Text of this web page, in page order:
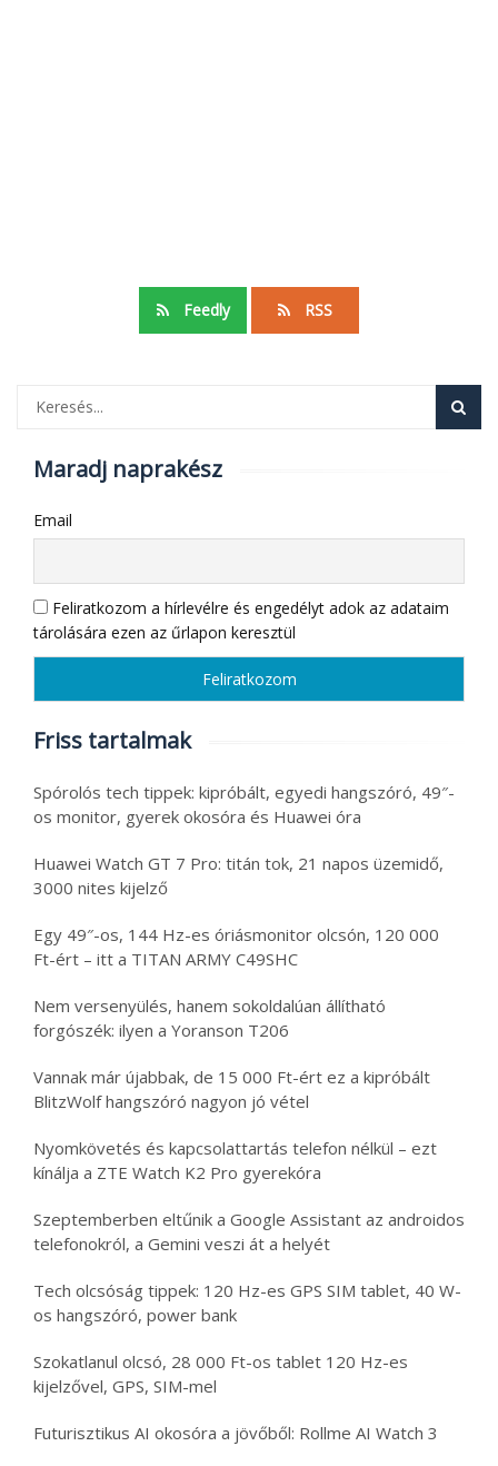
Feedly RSS
Maradj naprakész
Email
Feliratkozom a hírlevélre és engedélyt adok az adataim
tárolására ezen az űrlapon keresztül
Friss tartalmak
Spórolós tech tippek: kipróbált, egyedi hangszóró, 49″-
os monitor, gyerek okosóra és Huawei óra
Huawei Watch GT 7 Pro: titán tok, 21 napos üzemidő,
3000 nites kijelző
Egy 49″-os, 144 Hz-es óriásmonitor olcsón, 120 000
Ft-ért – itt a TITAN ARMY C49SHC
Nem versenyülés, hanem sokoldalúan állítható
forgószék: ilyen a Yoranson T206
Vannak már újabbak, de 15 000 Ft-ért ez a kipróbált
BlitzWolf hangszóró nagyon jó vétel
Nyomkövetés és kapcsolattartás telefon nélkül – ezt
kínálja a ZTE Watch K2 Pro gyerekóra
Szeptemberben eltűnik a Google Assistant az androidos
telefonokról, a Gemini veszi át a helyét
Tech olcsóság tippek: 120 Hz-es GPS SIM tablet, 40 W-
os hangszóró, power bank
Szokatlanul olcsó, 28 000 Ft-os tablet 120 Hz-es
kijelzővel, GPS, SIM-mel
Futurisztikus AI okosóra a jövőből: Rollme AI Watch 3